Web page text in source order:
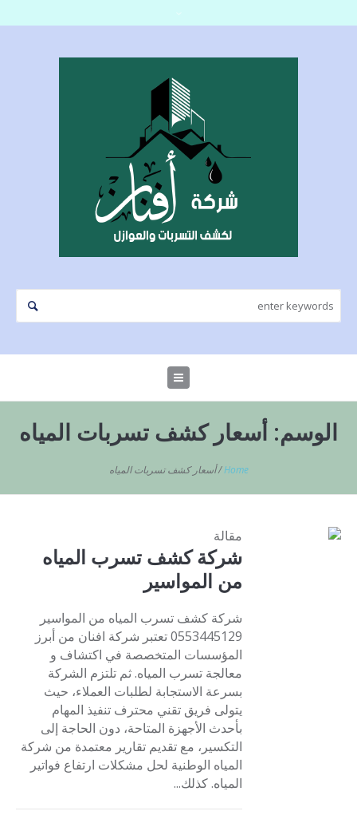
الوسم: أسعار كشف تسربات المياه
Home
/أسعار كشف تسربات المياه
مقالة
شركة كشف تسرب المياه
من المواسير
شركة كشف تسرب المياه من المواسير
0553445129 تعتبر شركة افنان من أبرز
المؤسسات المتخصصة في اكتشاف و
معالجة تسرب المياه. ثم تلتزم الشركة
بسرعة الاستجابة لطلبات العملاء، حيث
يتولى فريق تقني محترف تنفيذ المهام
بأحدث الأجهزة المتاحة، دون الحاجة إلى
التكسير، مع تقديم تقارير معتمدة من شركة
المياه الوطنية لحل مشكلات ارتفاع فواتير
المياه. كذلك...